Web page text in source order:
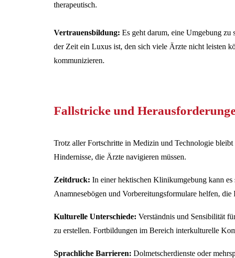
therapeutisch.
Vertrauensbildung: Es geht darum, eine Umgebung
der Zeit ein Luxus ist, den sich viele Ärzte nicht leisten
kommunizieren.
Fallstricke und
Trotz aller Fortschritte in Medizin und Technologie
Hindernisse, die Ärzte navigieren müssen.
Zeitdruck: In einer hektischen Klinikumgebung kann
Anamnesebögen und Vorbereitungsformulare helfen, die
Kulturelle Unterschiede: Verständnis und Sensibilität
zu erstellen. Fortbildungen im Bereich interkulturelle
Sprachliche Barrieren: Dolmetscherdienste oder